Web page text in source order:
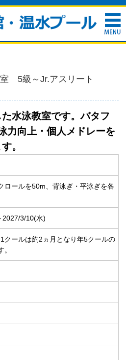
5級～Jr.アスリート
水泳教室です。バタフ
力向上・個人メドレーを
。
ロールを50m、背泳ぎ・平泳ぎを各
2027/3/10(水)
ールは約2ヵ月となり年5クールの